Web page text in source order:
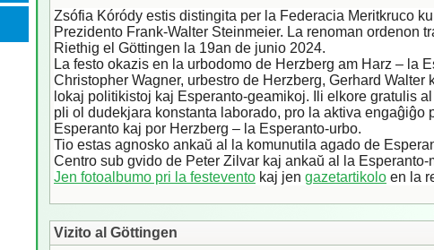
Zsófia Kóródy estis distingita per la Federacia Meritkruco
Prezidento Frank-Walter Steinmeier. La renoman ordenon
Riethig el Göttingen la 19an de junio 2024.
La festo okazis en la urbodomo de Herzberg am Harz – la
Christopher Wagner, urbestro de Herzberg, Gerhard Walter
lokaj politikistoj kaj Esperanto-geamikoj. Ili elkore gratulis
pli ol dudekjara konstanta laborado, pro la aktiva engaĝiĝo
Esperanto kaj por Herzberg – la Esperanto-urbo.
Tio estas agnosko ankaŭ al la komunutila agado de
Centro sub gvido de Peter Zilvar kaj ankaŭ al la Esperanto-
Jen fotoalbumo pri la festevento kaj jen gazetartikolo en la
Vizito al Göttingen